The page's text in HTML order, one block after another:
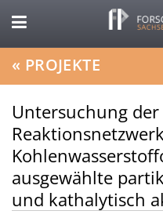
« PROJEKTE
Untersuchung
ausgewählte
und kathalytisch